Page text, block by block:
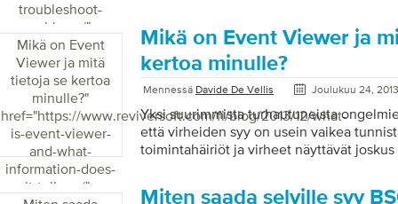
troubleshoot-
problems/">
nämä virheet, joiden avulla voit päästä
nopeasti. Tapahtumien katseluohjelma
tärkeimmistä diagnostisista työkaluista.
virheitä ja auttaa sinua selvittämään,
näyttää myös kiireettömyyden, pienistä
näytön vasemmalla puolella. Windows 8
katseluohjelman käynnistäminen: 1.
hakukentän . Kirjoita ” ev ” […]
Mikä on Event
Viewer ja mitä
tietoja se kertoa
minulle?"
href="https://www.reviversoft.com/fi/blog/2013/12/what-
is-event-viewer-
and-what-
information-does-
it-tell-me/">
Mikä on Event Viewer ja
kertoa minulle?
Mennessä Davide De Vellis Joulukuu 24, 2013
Yksi suurimmista turhautuneista
että virheiden syy on usein vaikea
toimintahäiriöt ja virheet näyttävät
hienosti; seuraavana minuutissa se
Miten saada selville syy